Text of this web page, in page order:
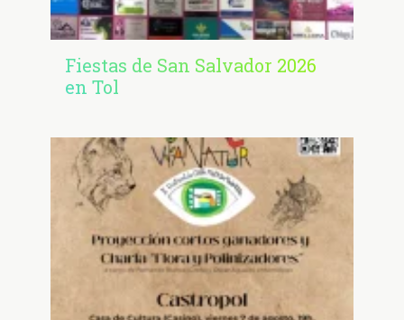
Fiestas de San Salvador 2026
en Tol